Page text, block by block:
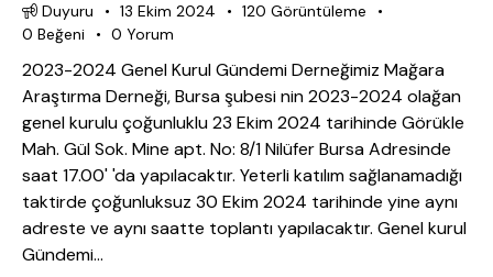
Duyuru 13 Ekim 2024 120 Görüntüleme
0 Beğeni 0 Yorum
2023-2024 Genel Kurul Gündemi Derneğimiz Mağara
Araştırma Derneği, Bursa şubesi nin 2023-2024 olağan
genel kurulu çoğunluklu 23 Ekim 2024 tarihinde Görükle
Mah. Gül Sok. Mine apt. No: 8/1 Nilüfer Bursa Adresinde
saat 17.00' 'da yapılacaktır. Yeterli katılım sağlanamadığı
taktirde çoğunluksuz 30 Ekim 2024 tarihinde yine aynı
adreste ve aynı saatte toplantı yapılacaktır. Genel kurul
Gündemi…